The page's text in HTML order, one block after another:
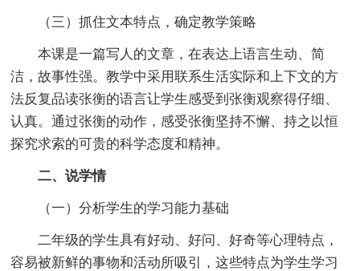
（三）抓住文本特点，确定教学策略
本课是一篇写人的文章，在表达上语言生动、简
洁，故事性强。教学中采用联系生活实际和上下文的方
法反复品读张衡的语言让学生感受到张衡观察得仔细、
认真。通过张衡的动作，感受张衡坚持不懈、持之以恒
探究求索的可贵的科学态度和精神。
二、说学情
（一）分析学生的学习能力基础
二年级的学生具有好动、好问、好奇等心理特点，
容易被新鲜的事物和活动所吸引，这些特点为学生学习